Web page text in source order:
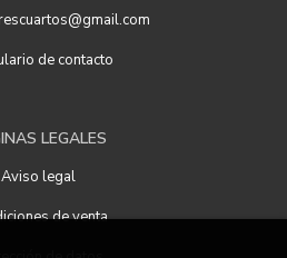
de contacto
LEGALES
Aviso legal
de venta